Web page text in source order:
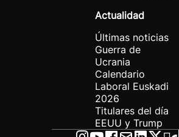
Actualidad
Últimas noticias
Guerra de
Ucrania
Calendario
Laboral Euskadi
2026
Titulares del día
EEUU y Trump